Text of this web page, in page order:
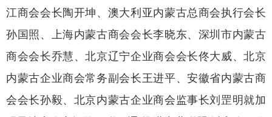
江商会会长陶开坤、澳大利亚内蒙古总商会执行会长
孙国照、上海内蒙古商会会长李晓东、深圳市内蒙古
商会会长乔慧、北京辽宁企业商会会长佟大威、北京
内蒙古企业商会常务副会长王进平、安徽省内蒙古商
会会长孙毅、北京内蒙古企业商会监事长刘罡明就加